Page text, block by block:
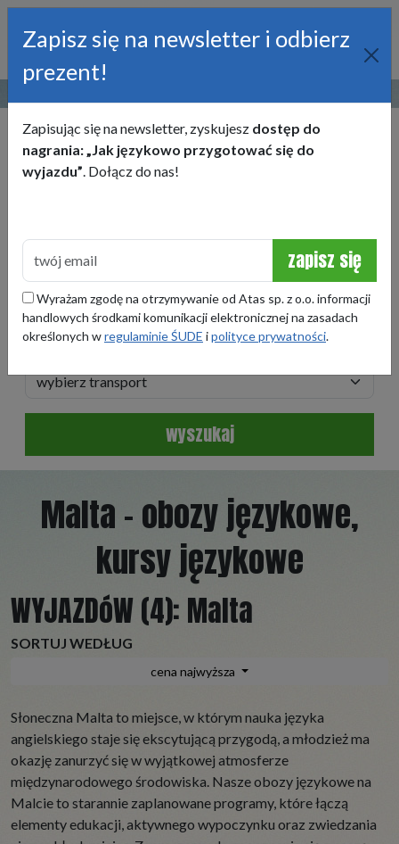
22 245 50 00
KRAJ
WIEK
wyszukaj
Malta - obozy językowe,
kursy językowe
WYJAZDóW (4): Malta
SORTUJ WEDŁUG
cena najwyższa
Słoneczna Malta to miejsce, w którym nauka języka
angielskiego staje się ekscytującą przygodą, a młodzież ma
okazję zanurzyć się w wyjątkowej atmosferze
międzynarodowego środowiska. Nasze obozy językowe na
Malcie to starannie zaplanowane programy, które łączą
elementy edukacji, aktywnego wypoczynku oraz zwiedzania
Zapisz się na newsletter i odbierz
prezent!
Zapisując się na newsletter, zyskujesz dostęp do
nagrania: „Jak językowo przygotować się do
wyjazdu”. Dołącz do nas!
zapisz się
Wyrażam zgodę na otrzymywanie od Atas sp. z o.o. informacji
handlowych środkami komunikacji elektronicznej na zasadach
określonych wregulaminie ŚUDE ipolityce prywatności.